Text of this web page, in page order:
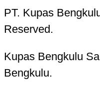
PT. Kupas
Reserved.
Kupas Bengkulu
Bengkulu.